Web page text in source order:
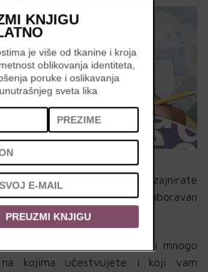
naučićete da dizajnirate
i da stvarate nezaboravan
je na praktičnom radu i mnogo
na kojima učestvujete i koji vam
KNJIGU
je više od tkanine i kroja
oblikovanja identiteta,
poruke i oslikavanja
unutrašnjeg sveta lika
PREUZMI KNJIGU